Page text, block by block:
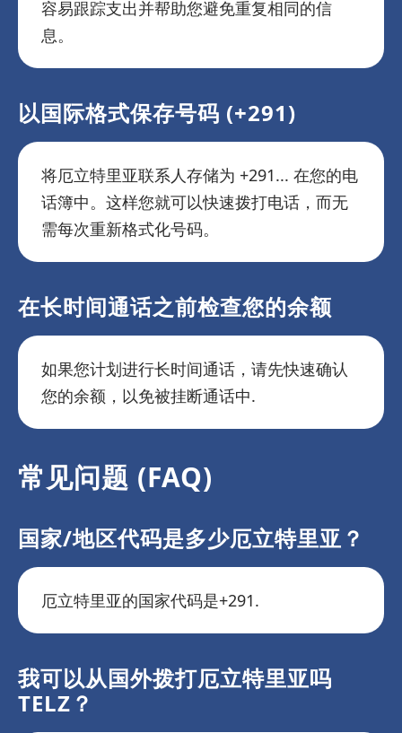
容易跟踪支出并帮助您避免重复相同的信
息。
以国际格式保存号码 (+291)
将厄立特里亚联系人存储为 +291... 在您的电
话簿中。这样您就可以快速拨打电话，而无
需每次重新格式化号码。
在长时间通话之前检查您的余额
如果您计划进行长时间通话，请先快速确认
您的余额，以免被挂断通话中.
常见问题 (FAQ)
国家/地区代码是多少厄立特里亚？
厄立特里亚的国家代码是+291.
我可以从国外拨打厄立特里亚吗
TELZ？